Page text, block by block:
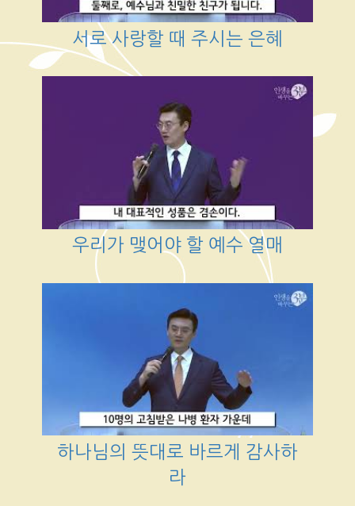
서로 사랑할 때 주시는 은혜
우리가 맺어야 할 예수 열매
하나님의 뜻대로 바르게 감사하
라